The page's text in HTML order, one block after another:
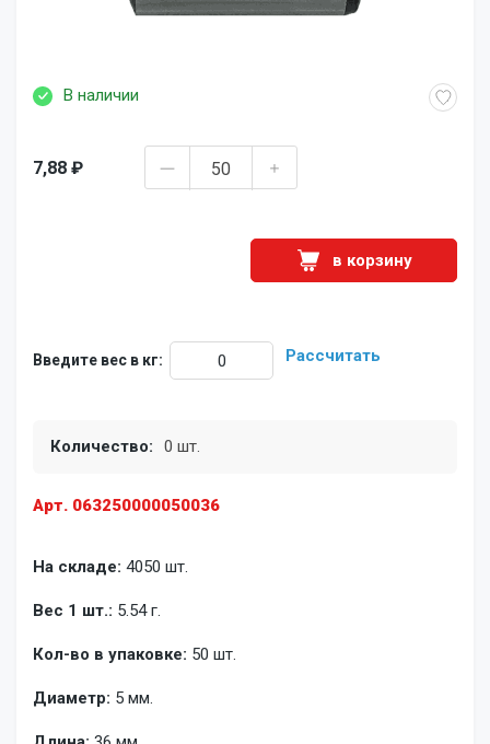
Арт. 063250000050036
В наличии
На складе: 4050 шт.
Вес 1 шт.: 5.54 г.
Кол-во в упаковке: 50 шт.
Диаметр: 5 мм.
7,88 ₽
в корзину
Введите вес в кг: Рассчитать
Количество: 0 шт.